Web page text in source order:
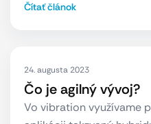
Čítať článok
24. augusta 2023
Čo je agilný vývoj?
Vo vibration využívame